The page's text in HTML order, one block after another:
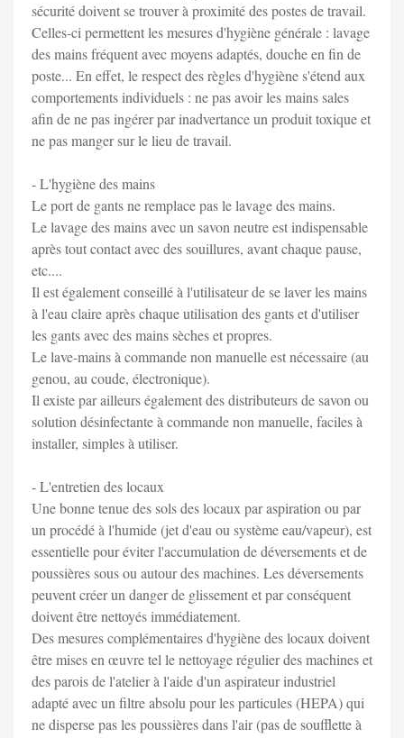
sécurité doivent se trouver à proximité des postes de travail.
Celles-ci permettent les mesures d'hygiène générale : lavage
des mains fréquent avec moyens adaptés, douche en fin de
poste... En effet, le respect des règles d'hygiène s'étend aux
comportements individuels : ne pas avoir les mains sales
afin de ne pas ingérer par inadvertance un produit toxique et
ne pas manger sur le lieu de travail.
- L'hygiène des mains
Le port de gants ne remplace pas le lavage des mains.
Le lavage des mains avec un savon neutre est indispensable
après tout contact avec des souillures, avant chaque pause,
etc....
Il est également conseillé à l'utilisateur de se laver les mains
à l'eau claire après chaque utilisation des gants et d'utiliser
les gants avec des mains sèches et propres.
Le lave-mains à commande non manuelle est nécessaire (au
genou, au coude, électronique).
Il existe par ailleurs également des distributeurs de savon ou
solution désinfectante à commande non manuelle, faciles à
installer, simples à utiliser.
- L'entretien des locaux
Une bonne tenue des sols des locaux par aspiration ou par
un procédé à l'humide (jet d'eau ou système eau/vapeur), est
essentielle pour éviter l'accumulation de déversements et de
poussières sous ou autour des machines. Les déversements
peuvent créer un danger de glissement et par conséquent
doivent être nettoyés immédiatement.
Des mesures complémentaires d'hygiène des locaux doivent
être mises en œuvre tel le nettoyage régulier des machines et
des parois de l'atelier à l'aide d'un aspirateur industriel
adapté avec un filtre absolu pour les particules (HEPA) qui
ne disperse pas les poussières dans l'air (pas de soufflette à